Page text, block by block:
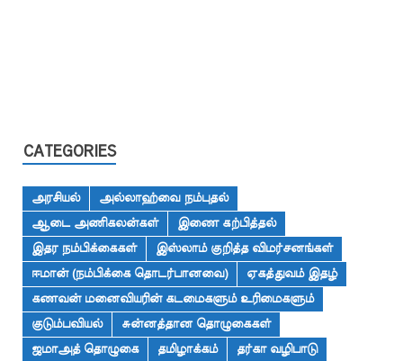
CATEGORIES
அரசியல்
அல்லாஹ்வை நம்புதல்
ஆடை அணிகலன்கள்
இணை கற்பித்தல்
இதர நம்பிக்கைகள்
இஸ்லாம் குறித்த விமர்சனங்கள்
ஈமான் (நம்பிக்கை தொடர்பானவை)
ஏகத்துவம் இதழ்
கணவன் மனைவியரின் கடமைகளும் உரிமைகளும்
குடும்பவியல்
சுன்னத்தான தொழுகைகள்
ஜமாஅத் தொழுகை
தமிழாக்கம்
தர்கா வழிபாடு